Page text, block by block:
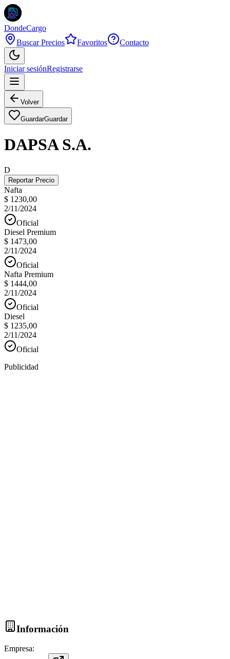
DondeCargo
Buscar Precios
Favoritos Contacto
Iniciar sesiónRegistrarse
Volver
GuardarGuardar
DAPSA S.A.
D
Reportar Precio
Nafta
$ 1230,00
2/11/2024
Oficial
Diesel Premium
$ 1473,00
2/11/2024
Oficial
Nafta Premium
$ 1444,00
2/11/2024
Oficial
Diesel
$ 1235,00
2/11/2024
Oficial
Publicidad
Información
Empresa: